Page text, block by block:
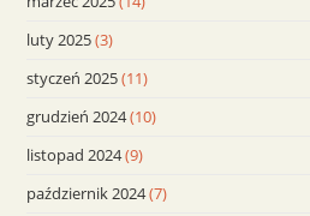
luty 2025(3)
styczeń 2025(11)
grudzień 2024(10)
listopad 2024(9)
październik 2024(7)